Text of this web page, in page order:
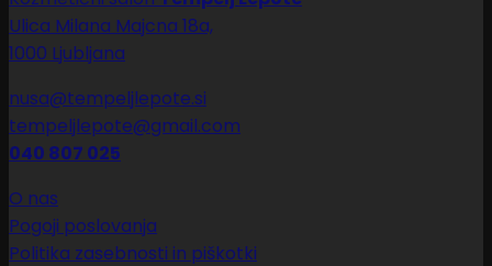
Ulica Milana Majcna 18a,
1000 Ljubljana
nusa@tempeljlepote.si
tempeljlepote@gmail.com
040 807 025
O nas
Pogoji poslovanja
Politika zasebnosti in piškotki